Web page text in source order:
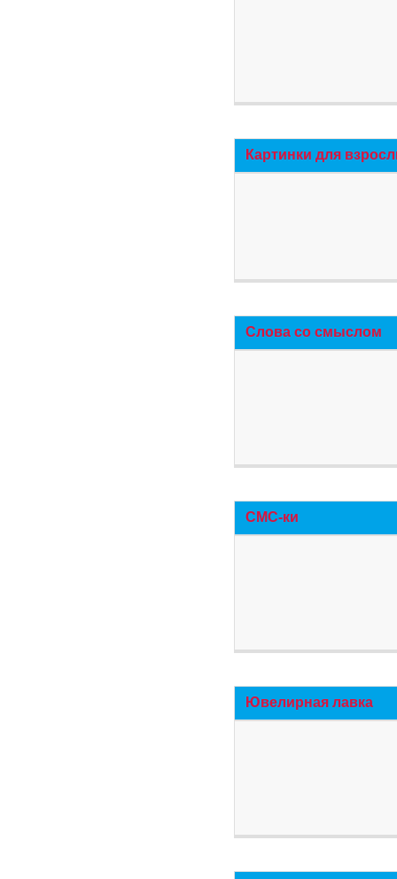
Картинки для
Слова со смыслом
СМС-ки
Ювелирная лавка